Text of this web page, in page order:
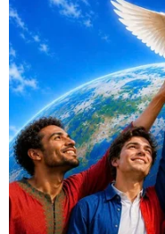
Thêm 12 tỉnh
phòng chống
20/09/2021 02:14